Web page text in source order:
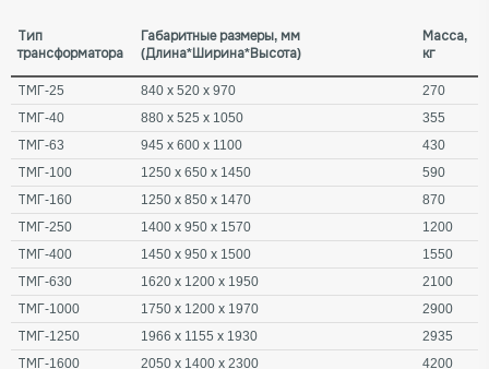
Тип
трансформатора
Габаритные размеры, мм
(Длина*Ширина*Высота)
Масса,
кг
ТМГ-25 840 х 520 х 970
270
ТМГ-40
880 х 525 х 1050
355
ТМГ-63
945 х 600 х 1100
430
ТМГ-100
1250 х 650 х 1450
590
ТМГ-160
1250 х 850 х 1470
870
ТМГ-250
1400 х 950 х 1570
1200
ТМГ-400
1450 х 950 х 1500
1550
ТМГ-630
1620 х 1200 х 1950
2100
ТМГ-1000
1750 х 1200 х 1970
2900
ТМГ-1250
1966 х 1155 х 1930
2935
ТМГ-1600
2050 х 1400 х 2300 4200